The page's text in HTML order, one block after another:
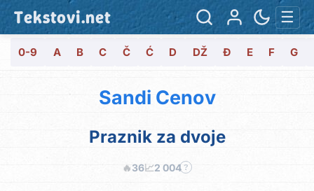
Tekstovi.net ☰
0-9 A B C Č Ć D DŽ Đ E F G
Sandi Cenov
Praznik za dvoje
🔥36📈2 004 ?